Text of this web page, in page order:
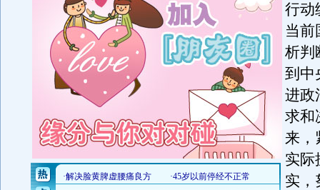
行动
当前
析判
到中
进政
求和
来，
实际
实，